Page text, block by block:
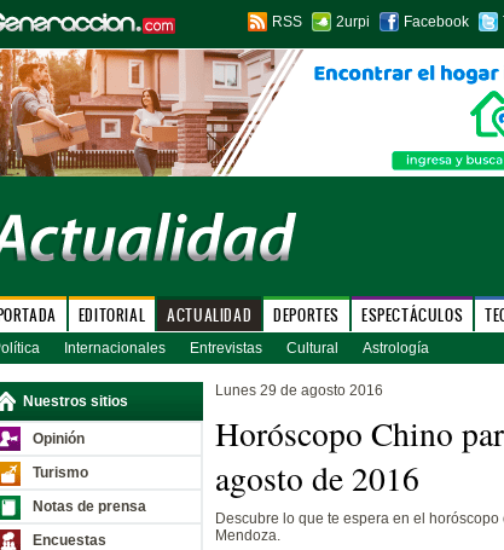
RSS 2urpi Facebook
EDITORIAL ACTUALIDAD DEPORTES ESPECTÁCULOS
Internacionales Entrevistas Cultural Astrología
Nuestros sitios
Opinión
Turismo
Notas de prensa
Encuestas
Lunes 29 de agosto 2016
Horóscopo Chino
agosto de 2016
Descubre lo que te espera en el
Mendoza.